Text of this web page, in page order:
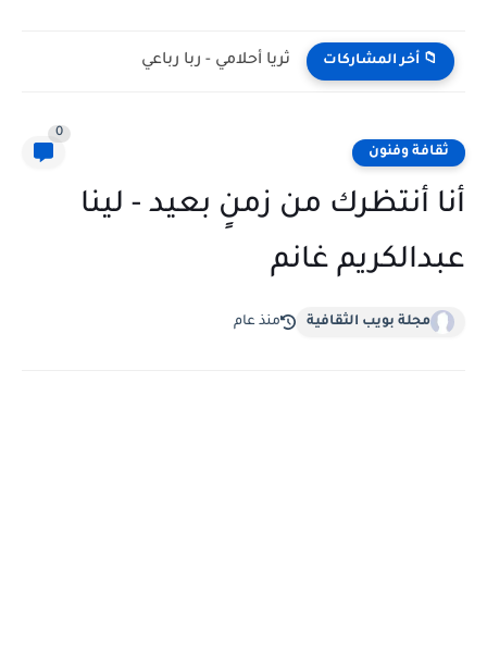
📁 أخر المشاركات ثريا أحلامي - ربا رباعي
ثقافة وفنون
0
أنا أنتظرك من زمنٍ بعيد - لينا
عبدالكريم غانم
مجلة بويب الثقافية منذ عام